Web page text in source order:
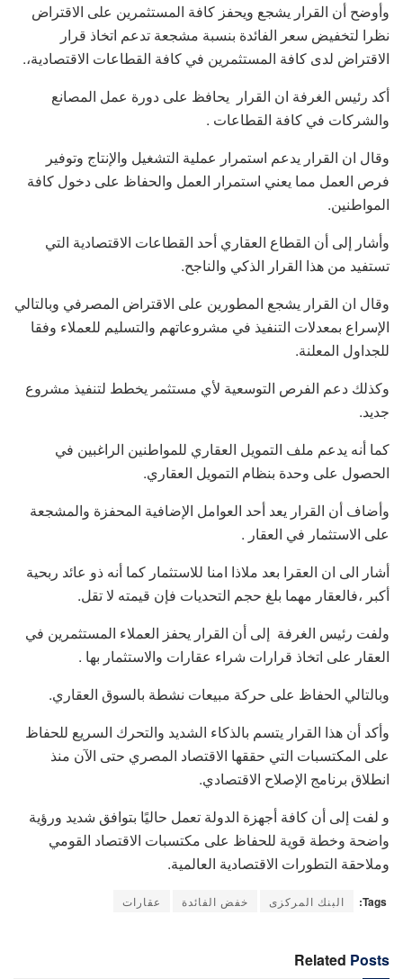
وأوضح أن القرار يشجع ويحفز كافة المستثمرين على الاقتراض
نظرا لتخفيض سعر الفائدة بنسبة مشجعة تدعم اتخاذ قرار
الاقتراض لدى كافة المستثمرين في كافة القطاعات الاقتصادية،.
أكد رئيس الغرفة ان القرار يحافظ على دورة عمل المصانع
والشركات في كافة القطاعات .
وقال ان القرار يدعم استمرار عملية التشغيل والإنتاج وتوفير
فرص العمل مما يعني استمرار العمل والحفاظ على دخول كافة
المواطنين.
وأشار إلى أن القطاع العقاري أحد القطاعات الاقتصادية التي
تستفيد من هذا القرار الذكي والناجح.
وقال ان القرار يشجع المطورين على الاقتراض المصرفي وبالتالي
الإسراع بمعدلات التنفيذ في مشروعاتهم والتسليم للعملاء وفقا
للجداول المعلنة.
وكذلك دعم الفرص التوسعية لأي مستثمر يخطط لتنفيذ مشروع
جديد.
كما أنه يدعم ملف التمويل العقاري للمواطنين الراغبين في
الحصول على وحدة بنظام التمويل العقاري.
وأضاف أن القرار يعد أحد العوامل الإضافية المحفزة والمشجعة
على الاستثمار في العقار .
أشار الى ان العقرا بعد ملاذا امنا للاستثمار كما أنه ذو عائد ربحية
أكبر ،فالعقار مهما بلغ حجم التحديات فإن قيمته لا تقل.
ولفت رئيس الغرفة إلى أن القرار يحفز العملاء المستثمرين في
العقار على اتخاذ قرارات شراء عقارات والاستثمار بها .
وبالتالي الحفاظ على حركة مبيعات نشطة بالسوق العقاري.
وأكد أن هذا القرار يتسم بالذكاء الشديد والتحرك السريع للحفاظ
على المكتسبات التي حققها الاقتصاد المصري حتى الآن منذ
انطلاق برنامج الإصلاح الاقتصادي.
و لفت إلى أن كافة أجهزة الدولة تعمل حاليًا بتوافق شديد ورؤية
واضحة وخطة قوية للحفاظ على مكتسبات الاقتصاد القومي
وملاحقة التطورات الاقتصادية العالمية.
Tags: البنك المركزى خفض الفائدة عقارات
Related Posts